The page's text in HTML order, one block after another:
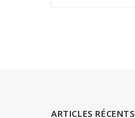
ARTICLES RÉCENTS